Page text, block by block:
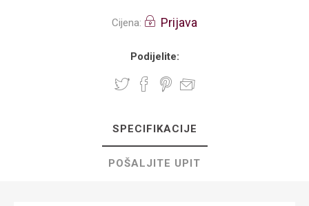
Cijena: Prijava
Podijelite:
SPECIFIKACIJE
POŠALJITE UPIT